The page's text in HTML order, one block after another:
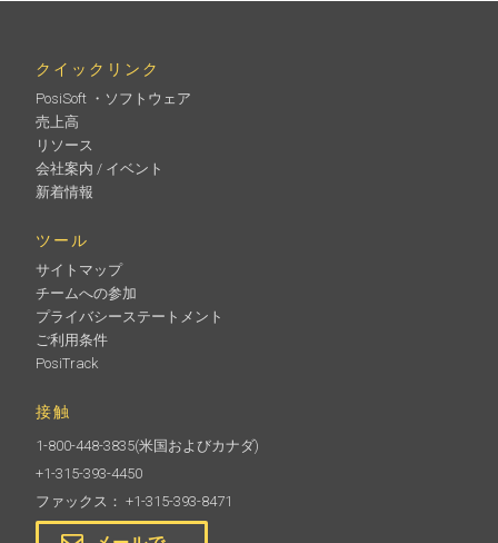
クイックリンク
PosiSoft ・ソフトウェア
売上高
リソース
会社案内 / イベント
新着情報
ツール
サイトマップ
チームへの参加
プライバシーステートメント
ご利用条件
PosiTrack
接触
1-800-448-3835(米国およびカナダ)
+1-315-393-4450
ファックス： +1-315-393-8471